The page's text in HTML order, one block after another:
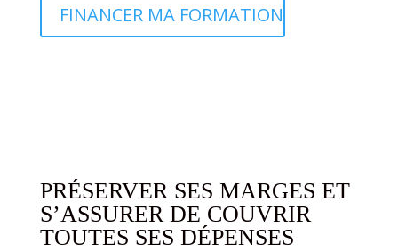
FINANCER MA FORMATION
PRÉSERVER SES MARGES ET
S’ASSURER DE COUVRIR
TOUTES SES DÉPENSES